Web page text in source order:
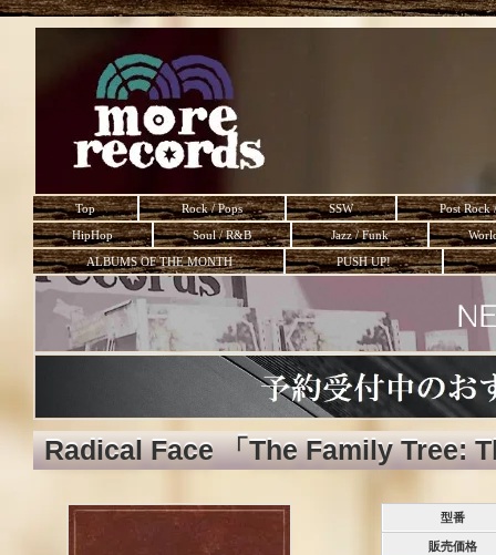
Top Rock / Pops SSW
Post Rock
HipHop
Soul / R&B Jazz / Funk
ALBUMS OF THE MONTH
PUSH UP!
Radical Face 「The Family Tree:
型番
販売価格